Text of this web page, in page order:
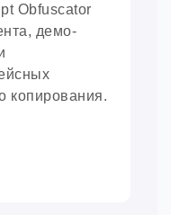
Obfuscator
демо-
копирования.